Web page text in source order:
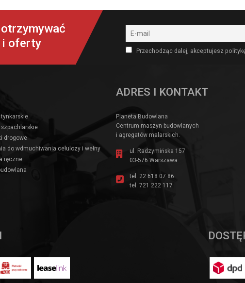
i oferty
Przechodząc dalej, akceptujesz
drogowe
do wdmuchiwania celulozy i wełny
ręczne
ADRES I KONTAKT
Planeta Budowlana
Centrum maszyn budowlanych
i agregatów malarskich.
ul. Radzymińska 157
03-576 Warszawa
tel. 22 618 07 86
tel. 721 222 117